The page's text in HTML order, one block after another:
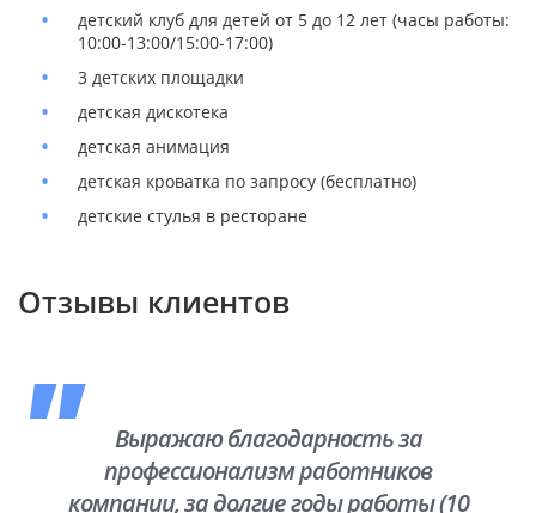
детский клуб для детей от 5 до 12 лет (часы работы:
10:00-13:00/15:00-17:00)
3 детских площадки
детская дискотека
детская анимация
детская кроватка по запросу (бесплатно)
детские стулья в ресторане
Отзывы клиентов
Выражаю благодарность за
профессионализм работников
компании, за долгие годы работы (10